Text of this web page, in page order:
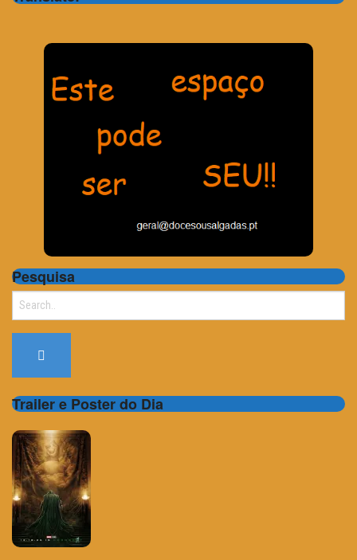
Pesquisa
Search
Trailer e Poster do Dia